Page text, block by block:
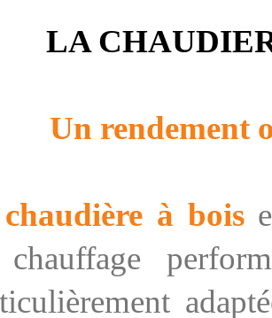
LA
Un rendement
chaudière à bois